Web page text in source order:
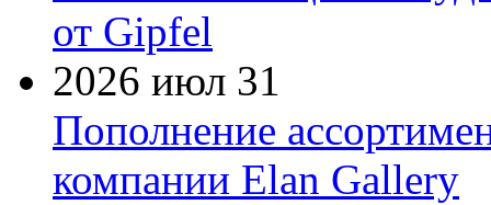
от Gipfel
2026 июл 31
Пополнение
компании Elan Gallery